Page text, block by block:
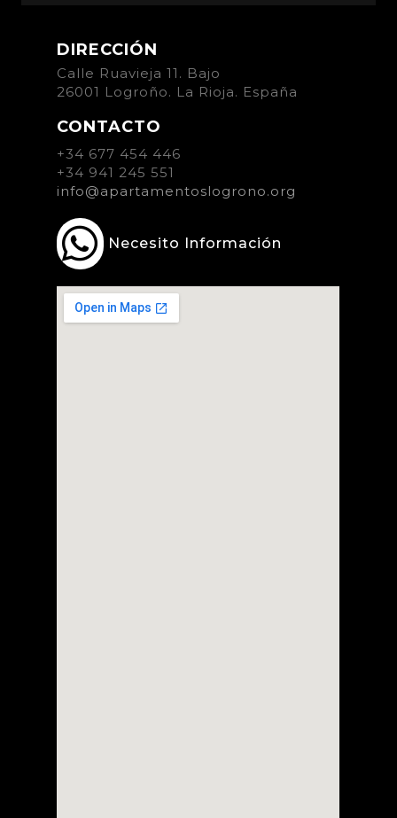
DIRECCIÓN
Calle Ruavieja 11. Bajo
26001 Logroño. La Rioja. España
CONTACTO
+34 677 454 446
+34 941 245 551
info@apartamentoslogrono.org
Necesito Información